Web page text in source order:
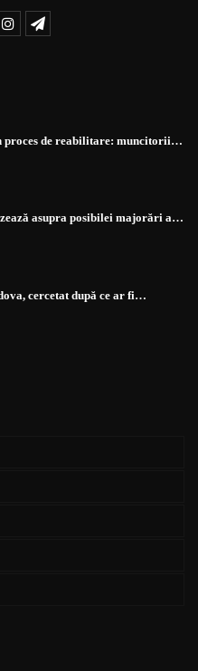
proces de reabilitare: muncitorii…
asupra posibilei majorări a…
cercetat după ce ar fi…